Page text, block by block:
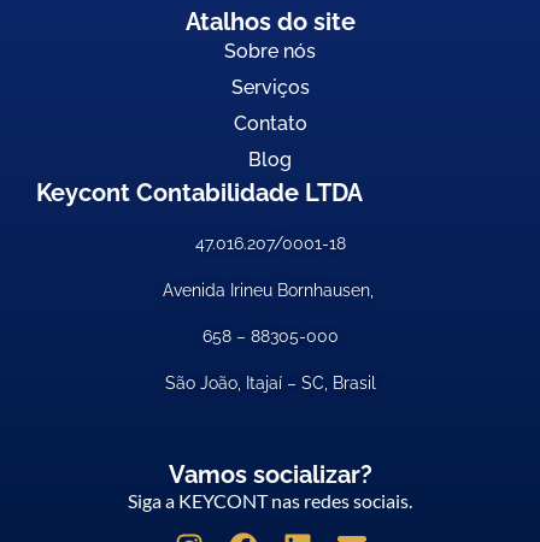
Atalhos do site
Sobre nós
Serviços
Contato
Blog
Keycont Contabilidade LTDA
47.016.207/0001-18
Avenida Irineu Bornhausen,
658 – 88305-000
São João, Itajaí – SC, Brasil
Vamos socializar?
Siga a KEYCONT nas redes sociais.